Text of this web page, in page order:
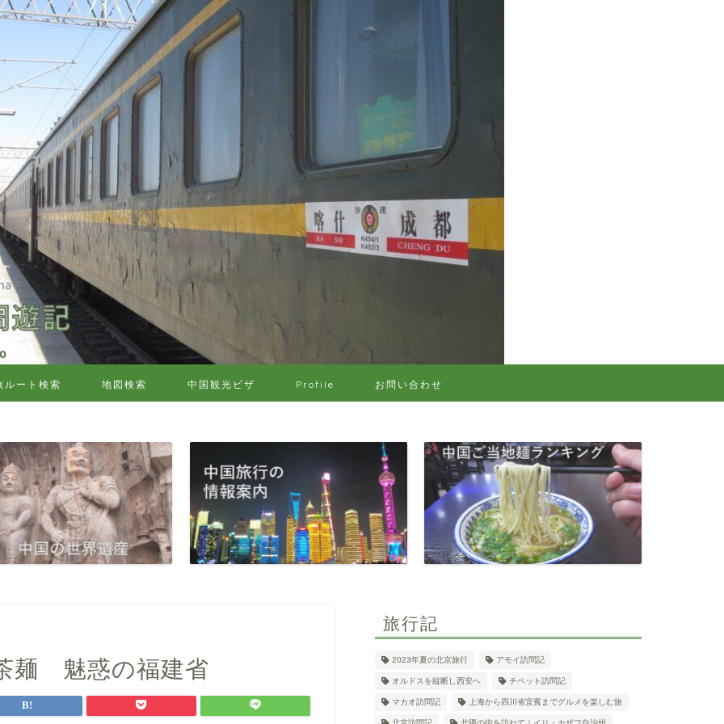
ルート検索 地図検索 中国観光ビザ Profile お問い合わせ
麺 魅惑の福建省
旅行記
2023年夏の北京旅行 アモイ訪問記
オルドスを縦断し西安へ チベット訪問記
マカオ訪問記 上海から四川省宜賓までグルメを楽しむ旅